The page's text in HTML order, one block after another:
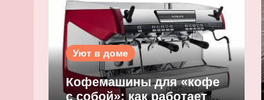
Уют в доме
Кофемашины для «кофе
с собой»: как работает